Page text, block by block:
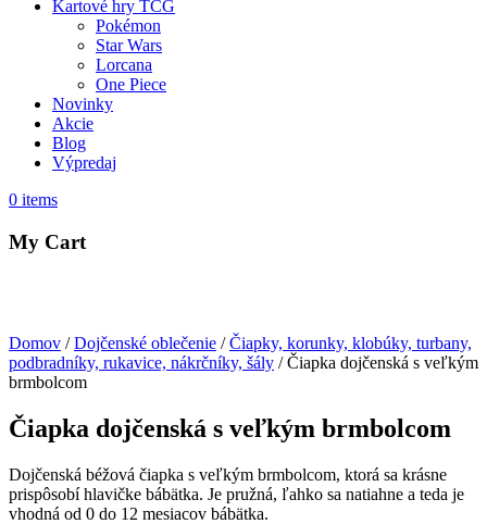
Kartové hry TCG
Pokémon
Star Wars
Lorcana
One Piece
Novinky
Akcie
Blog
Výpredaj
0 items
My Cart
Domov /Dojčenské oblečenie /Čiapky, korunky, klobúky, turbany,
podbradníky, rukavice, nákrčníky, šály / Čiapka dojčenská s veľkým
brmbolcom
Čiapka dojčenská s veľkým brmbolcom
Dojčenská béžová čiapka s veľkým brmbolcom, ktorá sa krásne
prispôsobí hlavičke bábätka. Je pružná, ľahko sa natiahne a teda je
vhodná od 0 do 12 mesiacov bábätka.